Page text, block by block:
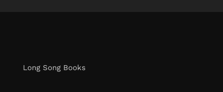
Long Song Books